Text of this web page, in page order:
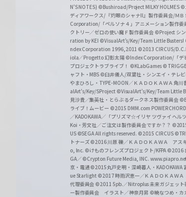
w
a
r
z
N'S NOTES) ©Bushiroad/Project MILKY HOLMES ©
ディアワークス/『灼眼のシャナII』製作委員会/ＭＢ
Corporation/「ペルソナ４」アニメーション製作委
クトリー／ゼロの使い魔Ｆ製作委員会 ©Project シ
ration by KEI ©VisualArt's/Key/Team Little Busters!
ndex Corporation 1996,2011 ©2013 CIRCUS/
iola／Progetto 幻影太陽 ©Index Corporation/「デ
プロジェクトラブライブ！ ©KLabGames ©
ャフト・MBS ©臼井儀人/双葉社・シンエイ・テレ
やまひろし・TYPE-MOON／ＫＡＤＯＫＡＷＡ 角
alArt's/Key/SProject ©VisualArt's/Key/Team Little
見沙貴／集英社・とらぶるダークネス製作委員会
ライブ！ムービー ©2015 DMM.com
／KADOKAWA／「プリズマ☆イリヤ ツヴァイ ヘル
Koi・芳文社／ご注文は製作委員会ですか？？
US ©SEGA All rights reserved. ©2015 CIRCUS
トナーズ©2016 川原 礫／ＫＡＤＯＫＡＷＡ アス
o, Inc. ©けものフレンズプロジェクト/KFPA ©2016
GA／ ©Crypton Future Media, INC.
京・電通 ©2015丸戸史明・深崎暮人・KADOKAWA
ue Starlight ©2017 時雨沢恵一／ＫＡＤＯＫＡＷ
代理委員会 ©2011 5pb.／Nitroplus 未来ガジェット
ー製作委員会 イラスト／神奈月昇 ©暁なつめ・カ